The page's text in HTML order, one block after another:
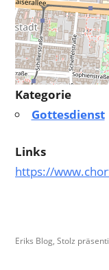
Kategorie
Gottesdienst
Links
https://
Eriks Blog Stolz